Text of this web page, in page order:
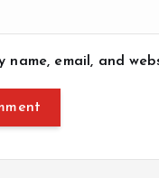
name, email, and